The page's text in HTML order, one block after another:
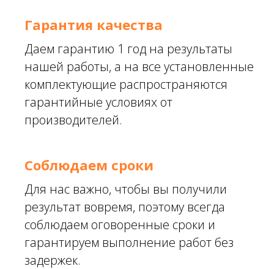
Гарантия качества
Даем гарантию 1 год на результаты
нашей работы, а на все установленные
комплектующие распространяются
гарантийные условиях от
производителей.
Соблюдаем сроки
Для нас важно, чтобы вы получили
результат вовремя, поэтому всегда
соблюдаем оговоренные сроки и
гарантируем выполнение работ без
задержек.